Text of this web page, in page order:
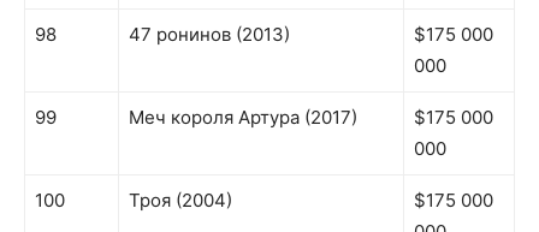
98 47 ронинов (2013)
$175 000
000
99 Меч короля Артура (2017)
$175 000
000
100 Троя (2004)
$175 000